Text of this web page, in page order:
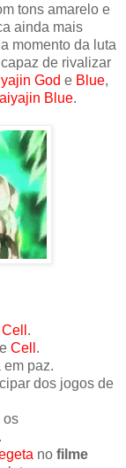
tons amarelo e
ainda mais
momento da luta
de rivalizar
God e Blue,
Blue.
Cell .
Cell .
em paz.
dos jogos de
os
.
no filme